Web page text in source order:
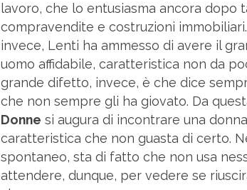
lavoro, che lo entusiasma ancora dopo
compravendite e costruzioni
invece, Lenti ha ammesso di avere il
uomo affidabile, caratteristica non da
grande difetto, invece, è che dice
che non sempre gli ha giovato. Da
Donne si augura di incontrare una
caratteristica che non guasta di certo.
spontaneo, sta di fatto che non usa
attendere, dunque, per vedere se